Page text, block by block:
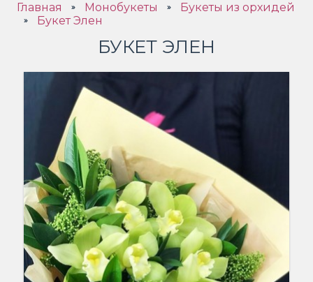
Главная » Монобукеты » Букеты из орхидей
» Букет Элен
БУКЕТ ЭЛЕН